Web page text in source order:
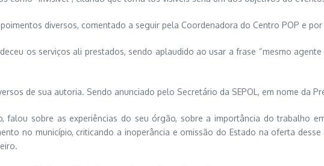
diversos, comentado a seguir pela Coordenadora do Centro POP e
os serviços ali prestados, sendo aplaudido ao usar a frase “mesmo
de sua autoria. Sendo anunciado pelo Secretário da SEPOL, em nome da
falou sobre as experiências do seu órgão, sobre a importância do trabalho
no município, criticando a inoperância e omissão do Estado na oferta